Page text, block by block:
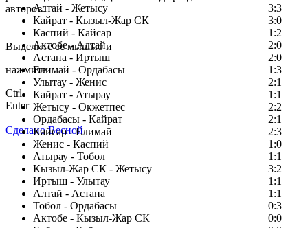
Алтай - Жетысу
3:3
Кайрат - Кызыл-Жар СК
3:0
Каспий - Кайсар
1:2
Актобе - Алтай
2:0
Астана - Иртыш
2:0
Елимай - Ордабасы
1:3
Улытау - Женис
2:1
Кайрат - Атырау
1:1
Жетысу - Окжетпес
2:2
Ордабасы - Кайрат
2:1
Кайсар - Елимай
2:3
Женис - Каспий
1:0
Атырау - Тобол
1:1
Кызыл-Жар СК - Жетысу
3:2
Иртыш - Улытау
1:1
Алтай - Астана
1:1
Тобол - Ордабасы
0:3
Актобе - Кызыл-Жар СК
0:0
авторов.
Заметили ошибку в тексте?
Выделите ее мышью и
нажмите
Ctrl
Enter
Сделано Весной